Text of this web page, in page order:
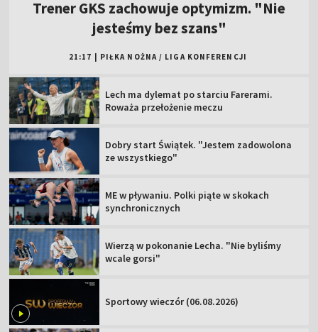
Trener GKS zachowuje optymizm. "Nie
jesteśmy bez szans"
21:17 PIŁKA NOŻNA / LIGA KONFERENCJI
Lech ma dylemat po starciu Farerami.
Roważa przełożenie meczu
Dobry start Świątek. "Jestem zadowolona
ze wszystkiego"
ME w pływaniu. Polki piąte w skokach
synchronicznych
Wierzą w pokonanie Lecha. "Nie byliśmy
wcale gorsi"
Sportowy wieczór (06.08.2026)